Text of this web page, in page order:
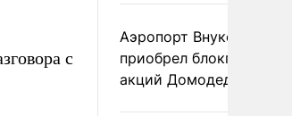
с
Аэропорт Внуково
приобрел блокпакет
акций Домодедово